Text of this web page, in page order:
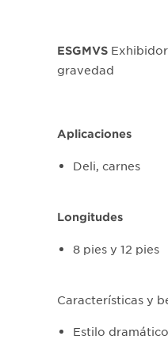
ESGMVS
gravedad
Aplicaciones
Deli, carnes
Longitudes
8 pies y 12 pies
Características y
Estilo